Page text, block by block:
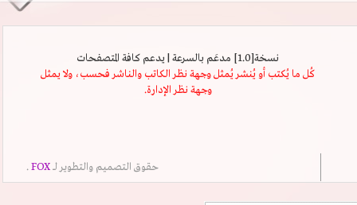
نسخة[1.0] مدعَم بالسرعة | يدعم كافة المتصفحات
كُل ما يُكتب أو يُنشر يُمثل وجهة نظر الكاتب والناشر فحسب، ولا يمثل
وجهة نظر الإدارة.
حقوق التصميم والتطوير لــFOX
.